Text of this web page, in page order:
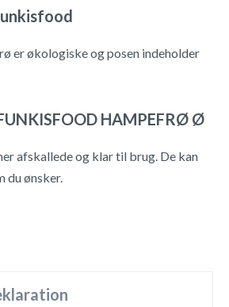
er økologiske og posen indeholder
HAMPEFRØ Ø
afskallede og klar til brug. De kan
du ønsker.